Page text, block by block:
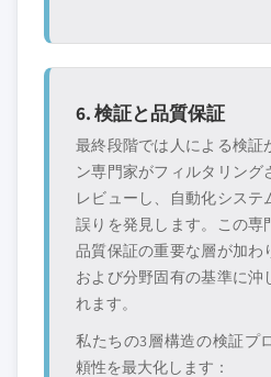
6. 検証と品質保証
最終段階では人による検証
ン専門家がフィルタリン
レビューし、自動化シス
誤りを発見します。この専
品質保証の重要な層が加わ
および分野固有の基準に沖
れます。
私たちの3層構造の検証プ
頼性を最大化します：